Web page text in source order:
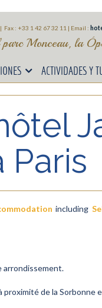
| Fax : +33 1 42 67 32 11 | Email :
Monceau, la
ACTIVIDADES Y
Paris
including
arrondissement.
de la Sorbonne